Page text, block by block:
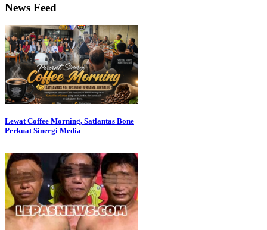
News Feed
Lewat Coffee Morning, Satlantas Bone
Perkuat Sinergi Media